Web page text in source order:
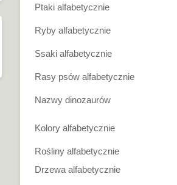
Ptaki alfabetycznie
Ryby alfabetycznie
Ssaki alfabetycznie
Rasy psów alfabetycznie
Nazwy dinozaurów
Kolory alfabetycznie
Rośliny alfabetycznie
Drzewa alfabetycznie